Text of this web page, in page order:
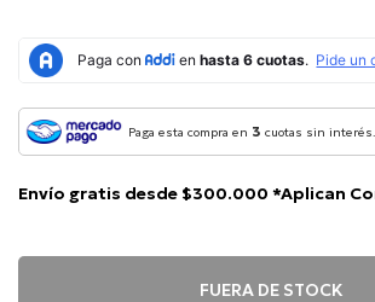
Paga esta compra en 3 cuotas sin interés.
Envío gratis desde $300.000 *Aplican
FUERA DE STOCK